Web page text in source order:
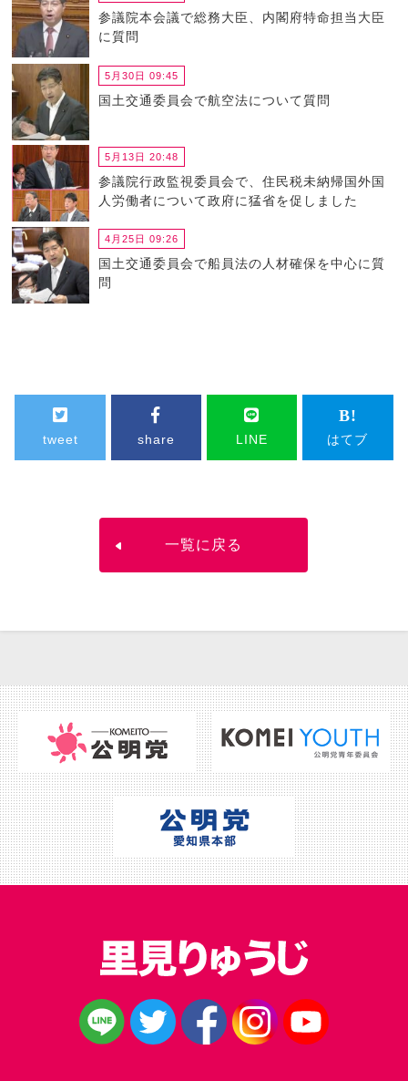
参議院本会議で総務大臣、内閣府特命担当大臣
に質問
5月30日 09:45
国土交通委員会で航空法について質問
5月13日 20:48
参議院行政監視委員会で、住民税未納帰国外国
人労働者について政府に猛省を促しました
4月25日 09:26
国土交通委員会で船員法の人材確保を中心に質
問
tweet share LINE はてブ
一覧に戻る